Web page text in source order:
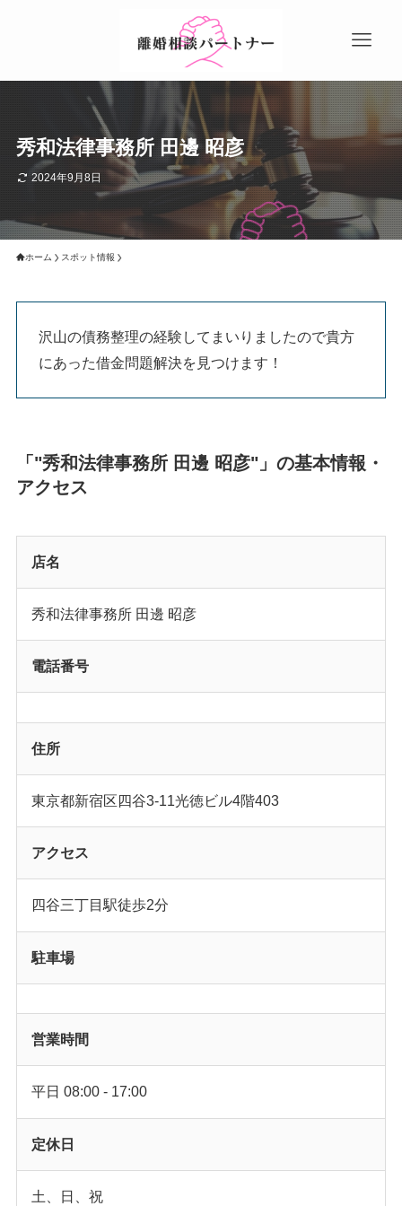
秀和法律事務所 田邊 昭彦
2024年9月8日
ホーム スポット情報
沢山の債務整理の経験してまいりましたので貴方
にあった借金問題解決を見つけます！
「"秀和法律事務所 田邊 昭彦"」の基本情報・
アクセス
店名
秀和法律事務所 田邊 昭彦
電話番号
住所
東京都新宿区四谷3-11光徳ビル4階403
アクセス
四谷三丁目駅徒歩2分
駐車場
営業時間
平日 08:00 - 17:00
定休日
土、日、祝